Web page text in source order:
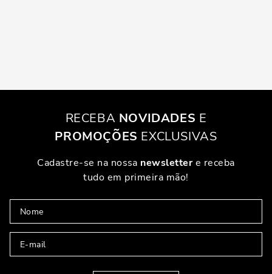
RECEBA NOVIDADES E
PROMOÇÕES EXCLUSIVAS
Cadastre-se na nossa newslettere receba
tudo em primeira mão!